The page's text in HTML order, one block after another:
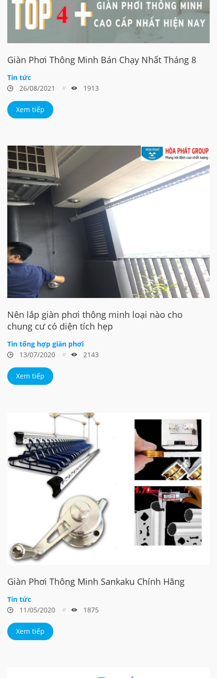
Giàn Phơi Thông Minh Bán Chạy Nhất Tháng 8
Tin tức
26/08/2021
1913
Xem tiếp
Nên lắp giàn phơi thông minh loại nào cho
chung cư có diện tích hẹp
Tin tổng hợp giàn phơi
13/07/2020
2143
Xem tiếp
Giàn Phơi Thông Minh Sankaku Chính Hãng
Tin tức
11/05/2020
1875
Xem tiếp